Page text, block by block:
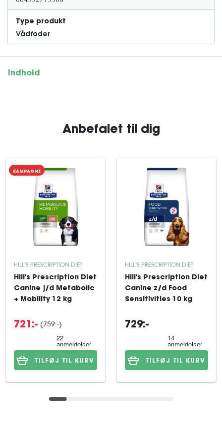
Type produkt
Vådfoder
Indhold
Anbefalet til dig
KAMPAGNE
HILL'S PRESCRIPTION DIET
Hill's Prescription Diet
Canine j/d Metabolic
+ Mobility 12 kg
721:- (759:-)
TILFØJ TIL KURV
HILL'S PRESCRIPTION DIET
Hill's Prescription Diet
Canine z/d Food
Sensitivities 10 kg
729:-
TILFØJ TIL KURV